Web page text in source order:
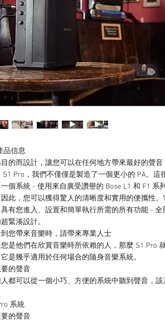
品信息
的而設計，讓您可以在任何地方帶來最好的聲音
S1 Pro，我們不僅僅是製造了一個更小的 PA。這
個系統 - 使用來自廣受讚譽的 Bose L1 和 F1 系
此，您可以獲得驚人的清晰度和實用的便攜性
有您進入、設置和簡單執行所需的所有功能 - 全
緊湊設計。
您帶來音樂時，請帶來專業人士
是他們在欣賞音樂時所依賴的人，那麼 S1 Pro
是幾乎適用於任何場合的隨身音樂系統。
的聲音
都可以從一個小巧、方便的系統中聽到聲音，
系統
的聲音